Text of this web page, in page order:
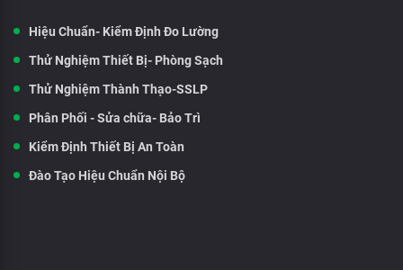
Hiệu Chuẩn- Kiểm Định Đo Lường
Thử Nghiệm Thiết Bị- Phòng Sạch
Thử Nghiệm Thành Thạo-SSLP
Phân Phối - Sửa chữa- Bảo Trì
Kiểm Định Thiết Bị An Toàn
Đào Tạo Hiệu Chuẩn Nội Bộ